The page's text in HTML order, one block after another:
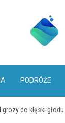
PODRÓŻE
do klęski głodu